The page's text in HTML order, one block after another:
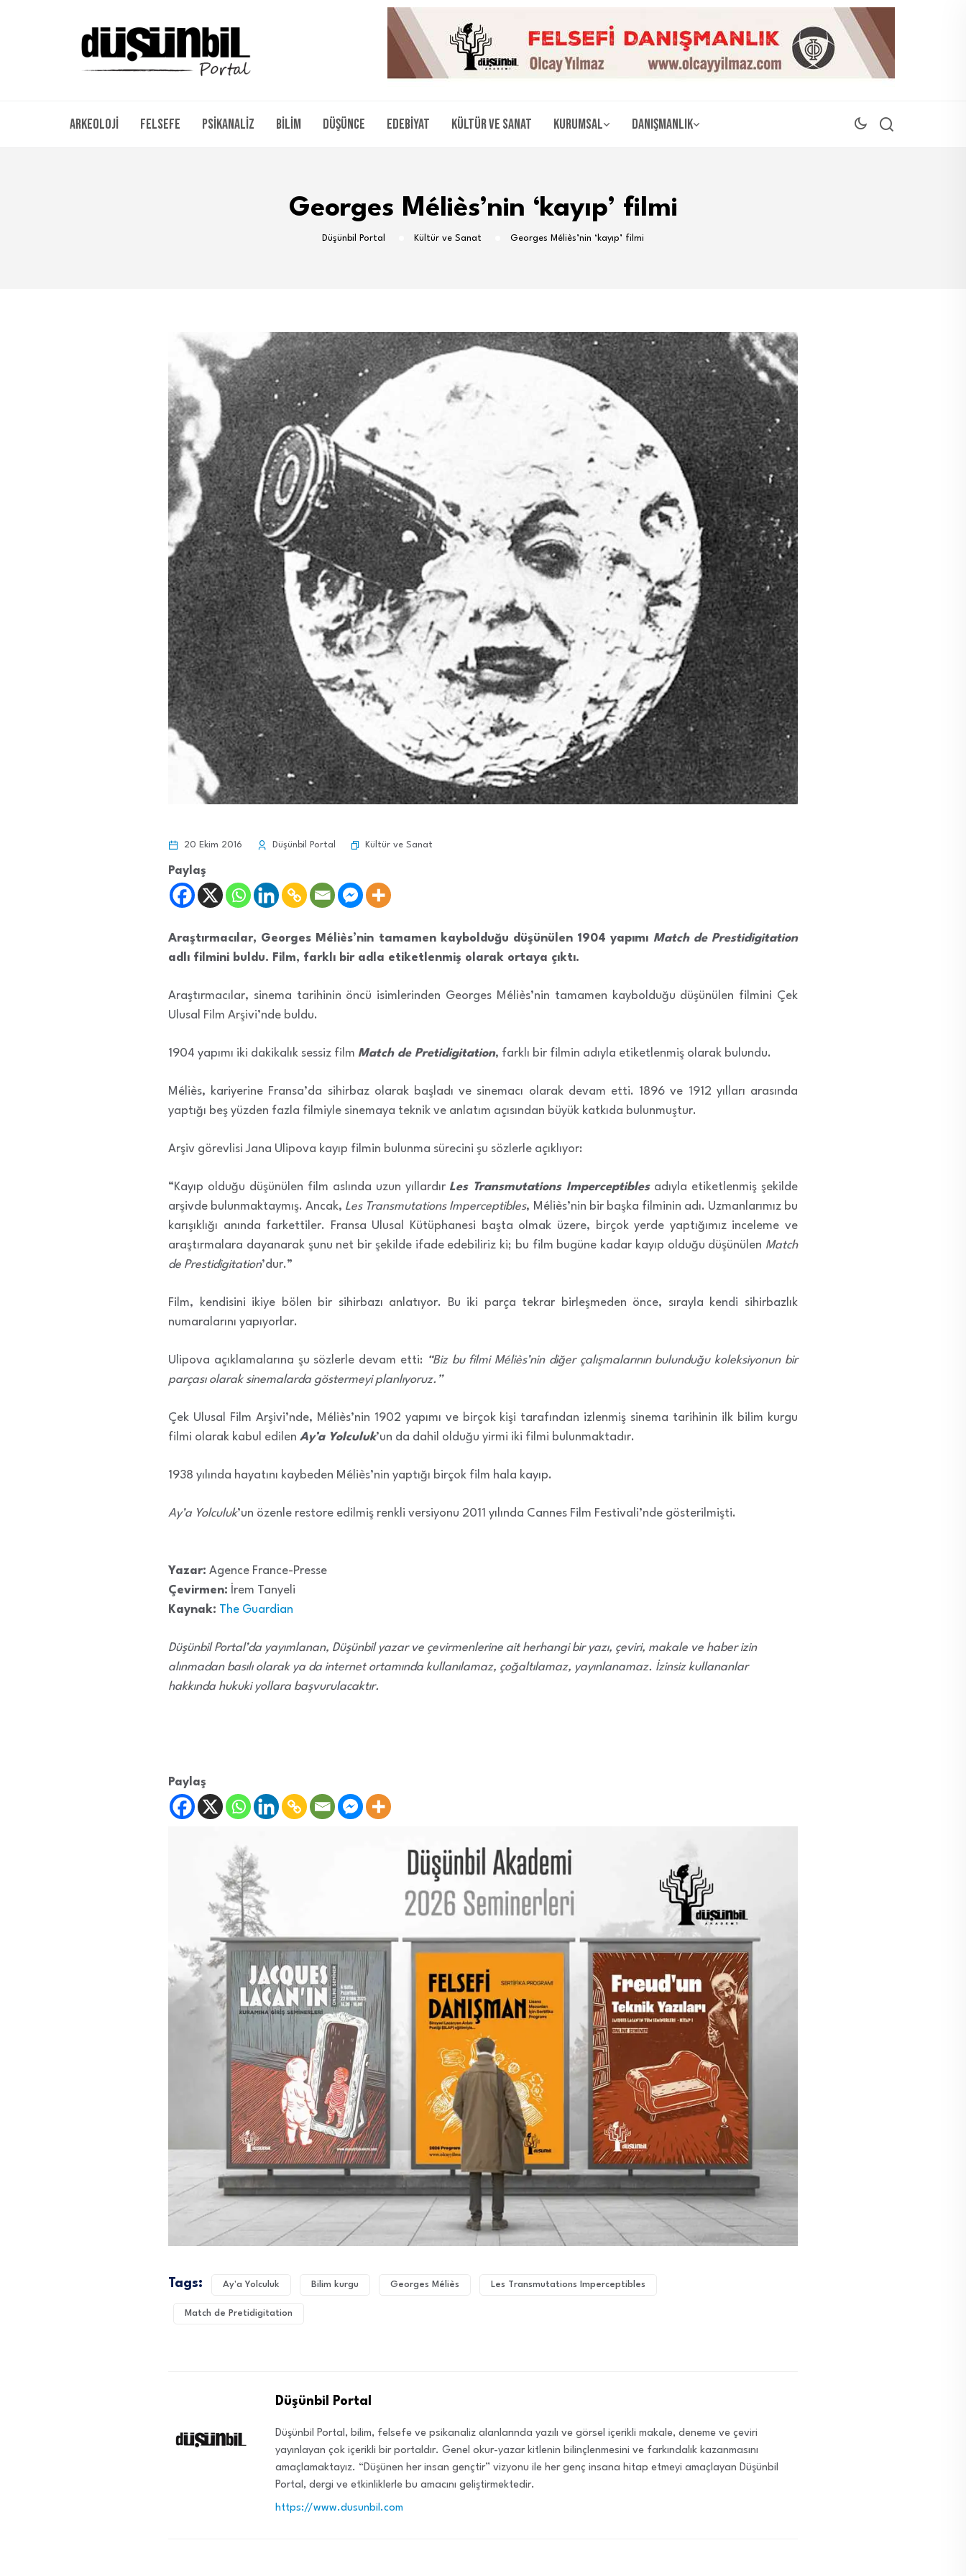
Arkeoloji Felsefe Psikanaliz Bilim Düşünce Edebiyat Kültür ve Sanat Kurumsal Danışmanlık
Georges Méliès’nin ‘kayıp’ filmi
Düşünbil Portal Kültür ve Sanat Georges Méliès’nin ‘kayıp’ filmi
20 Ekim 2016 Düşünbil Portal Kültür ve Sanat
Paylaş
Araştırmacılar, Georges Méliès’nin tamamen kaybolduğu düşünülen 1904 yapımı Match de Prestidigitation
adlı filmini buldu. Film, farklı bir adla etiketlenmiş olarak ortaya çıktı.
Araştırmacılar, sinema tarihinin öncü isimlerinden Georges Méliès’nin tamamen kaybolduğu düşünülen filmini Çek
Ulusal Film Arşivi’nde buldu.
1904 yapımı iki dakikalık sessiz film Match de Pretidigitation, farklı bir filmin adıyla etiketlenmiş olarak bulundu.
Méliès, kariyerine Fransa’da sihirbaz olarak başladı ve sinemacı olarak devam etti. 1896 ve 1912 yılları arasında
yaptığı beş yüzden fazla filmiyle sinemaya teknik ve anlatım açısından büyük katkıda bulunmuştur.
Arşiv görevlisi Jana Ulipova kayıp filmin bulunma sürecini şu sözlerle açıklıyor:
“Kayıp olduğu düşünülen film aslında uzun yıllardır Les Transmutations Imperceptiblesadıyla etiketlenmiş şekilde
arşivde bulunmaktaymış. Ancak, Les Transmutations Imperceptibles, Méliès’nin bir başka filminin adı. Uzmanlarımız bu
karışıklığı anında farkettiler. Fransa Ulusal Kütüphanesi başta olmak üzere, birçok yerde yaptığımız inceleme ve
araştırmalara dayanarak şunu net bir şekilde ifade edebiliriz ki; bu film bugüne kadar kayıp olduğu düşünülen Match
de Prestidigitation’dur.”
Film, kendisini ikiye bölen bir sihirbazı anlatıyor. Bu iki parça tekrar birleşmeden önce, sırayla kendi sihirbazlık
numaralarını yapıyorlar.
Ulipova açıklamalarına şu sözlerle devam etti: “Biz bu filmi Méliès’nin diğer çalışmalarının bulunduğu koleksiyonun bir
parçası olarak sinemalarda göstermeyi planlıyoruz.”
Çek Ulusal Film Arşivi’nde, Méliès’nin 1902 yapımı ve birçok kişi tarafından izlenmiş sinema tarihinin ilk bilim kurgu
filmi olarak kabul edilen Ay’a Yolculuk’un da dahil olduğu yirmi iki filmi bulunmaktadır.
1938 yılında hayatını kaybeden Méliès’nin yaptığı birçok film hala kayıp.
Ay’a Yolculuk’un özenle restore edilmiş renkli versiyonu 2011 yılında Cannes Film Festivali’nde gösterilmişti.
Yazar: Agence France-Presse
Çevirmen: İrem Tanyeli
Kaynak: The Guardian
Düşünbil Portal’da yayımlanan, Düşünbil yazar ve çevirmenlerine ait herhangi bir yazı, çeviri, makale ve haber izin
alınmadan basılı olarak ya da internet ortamında kullanılamaz, çoğaltılamaz, yayınlanamaz. İzinsiz kullananlar
hakkında hukuki yollara başvurulacaktır.
Paylaş
Tags: Ay'a Yolculuk Bilim kurgu Georges Méliès Les Transmutations Imperceptibles
Match de Pretidigitation
Düşünbil Portal
Düşünbil Portal, bilim, felsefe ve psikanaliz alanlarında yazılı ve görsel içerikli makale, deneme ve çeviri
yayınlayan çok içerikli bir portaldır. Genel okur-yazar kitlenin bilinçlenmesini ve farkındalık kazanmasını
amaçlamaktayız. “Düşünen her insan gençtir” vizyonu ile her genç insana hitap etmeyi amaçlayan Düşünbil
Portal, dergi ve etkinliklerle bu amacını geliştirmektedir.
https://www.dusunbil.com